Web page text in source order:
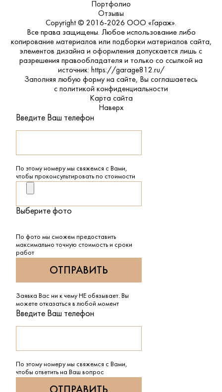
Портфолио
Отзывы
Copyright © 2016-2026 ООО «Гараж».
Все права защищены. Любое использование либо
копирование материалов или подборки материалов сайта,
элементов дизайна и оформления допускается лишь с
разрешения правообладателя и только со ссылкой на
источник: https://garage812.ru/
Заполняя любую форму на сайте, Вы соглашаетесь
с политикой конфиденциальности
Карта сайта
Наверх
Введите Ваш телефон
По этому номеру мы свяжемся с Вами,
чтобы проконсультировать по стоимости
Выберите фото
По фото мы сможем предоставить
максимально точную стоимость и сроки
работ
Заявка Вас ни к чему НЕ обязывает. Вы
можете отказаться в любой момент
Введите Ваш телефон
По этому номеру мы свяжемся с Вами,
чтобы ответить на Ваш вопрос